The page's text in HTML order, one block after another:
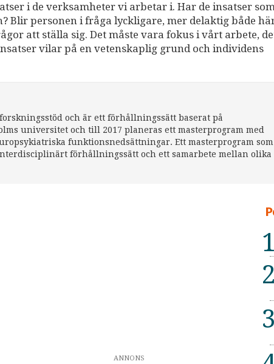
i de verksamheter vi arbetar i. Har de insatser
Blir personen i fråga lyckligare, mer delaktig både
att ställa sig. Det måste vara fokus i vårt arbete,
vilar på en vetenskaplig grund och individens
och är ett förhållningssätt baserat på
universitet och till 2017 planeras ett masterprogram med
funktionsnedsättningar. Ett masterprogram som
förhållningssätt och ett samarbete mellan olika
ANNONS